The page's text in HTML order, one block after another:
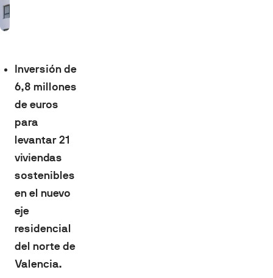
Inversión de
6,8 millones
de euros
para
levantar 21
viviendas
sostenibles
en el nuevo
eje
residencial
del norte de
Valencia.